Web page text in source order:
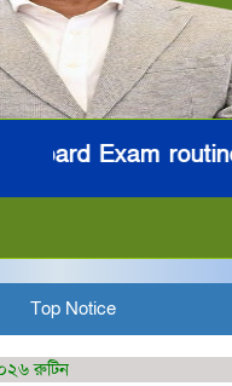
Exam routine
Top Notice
রুটিন